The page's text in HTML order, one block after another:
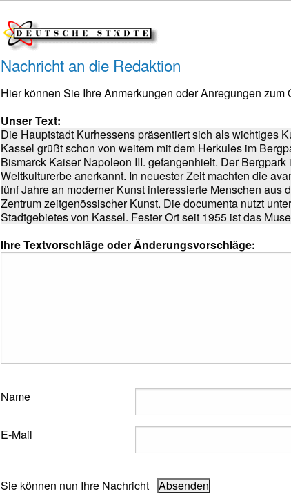
Nachricht an die Redaktion
Hier können Sie Ihre Anmerkungen oder Anregungen zum
Unser Text:
Die Hauptstadt Kurhessens präsentiert sich als wichtiges
Kassel grüßt schon von weitem mit dem Herkules im
Bismarck Kaiser Napoleon III. gefangenhielt. Der
Weltkulturerbe anerkannt. In neuester Zeit machten die
fünf Jahre an moderner Kunst interessierte Menschen aus
Zentrum zeitgenössischer Kunst. Die documenta nutzt
Stadtgebietes von Kassel. Fester Ort seit 1955 ist das
Ihre Textvorschläge oder Änderungsvorschläge:
Name
E-Mail
Sie können nun Ihre Nachricht